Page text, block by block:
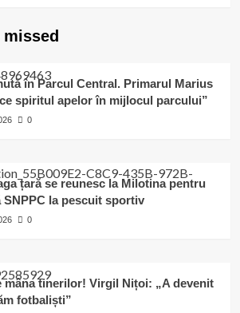
în Parcul Central. Primarul Marius
spiritul apelor în mijlocul parcului”
0
țară se reunesc la Milotina pentru
la pescuit sportiv
0
mâna tinerilor! Virgil Nițoi: „A devenit
fotbaliști”